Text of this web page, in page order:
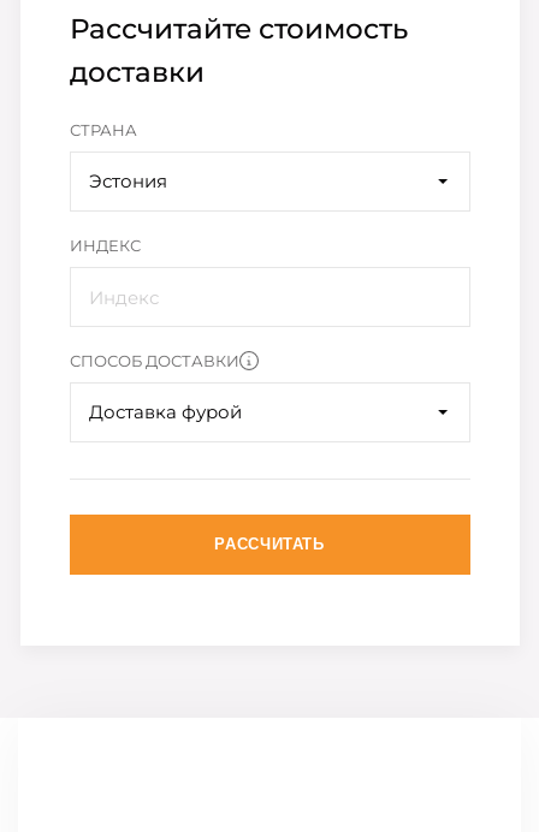
Рассчитайте стоимость
доставки
СТРАНА
Эстония
ИНДЕКС
СПОСОБ ДОСТАВКИ
Доставка фурой
РАССЧИТАТЬ